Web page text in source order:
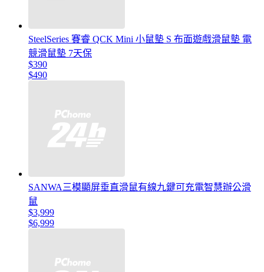
SteelSeries 賽睿 QCK Mini 小鼠墊 S 布面遊戲滑鼠墊 電
競滑鼠墊 7天保
$390
$490
SANWA三模顯屏垂直滑鼠有線九鍵可充電智慧辦公滑
鼠
$3,999
$6,999